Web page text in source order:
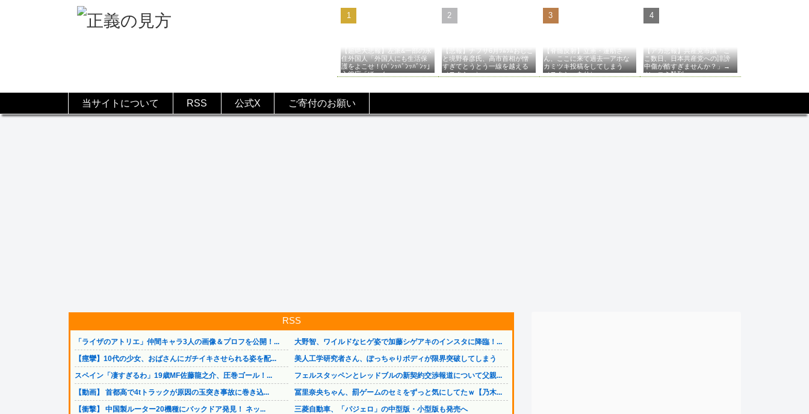
【超絶大悲報】左派&一部の永
住外国人「外国人にも生活保
護をよこせ！(ﾊﾞﾝｯﾊﾞﾝｯﾊﾞﾝｯ」
入管庁「ほーん…」→
【悲報】ナフサ6月ﾂﾑﾂﾑおじこ
と境野春彦氏、高市首相が憎
すぎてとうとう一線を越える
（スクショ）
【脊髄反射】立憲・蓮舫さ
ん、ここに来て過去一アホな
カミツキ投稿をしてしまう
（スクショあり）
【アカ悲報】共産党市議「こ
こ数日、日本共産党への誹謗
中傷が酷すぎませんか？」→
ツッコミ殺到
当サイトについて RSS 公式X ご寄付のお願い
RSS
「ライザのアトリエ」仲間キャラ3人の画像＆プロフを公開！...
【痙攣】10代の少女、おばさんにガチイキさせられる姿を配...
スペイン「凄すぎるわ」19歳MF佐藤龍之介、圧巻ゴール！...
【動画】 首都高で4tトラックが原因の玉突き事故に巻き込...
【衝撃】 中国製ルーター20機種にバックドア発見！ ネッ...
大野智、ワイルドなヒゲ姿で加藤シゲアキのインスタに降臨！...
美人工学研究者さん、ぽっちゃりボディが限界突破してしまう
フェルスタッペンとレッドブルの新契約交渉報道について父親...
冨里奈央ちゃん、罰ゲームのセミをずっと気にしてたｗ【乃木...
三菱自動車、「パジェロ」の中型版・小型版も発売へ